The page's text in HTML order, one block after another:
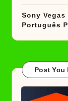
Sony Vegas
Português
Post